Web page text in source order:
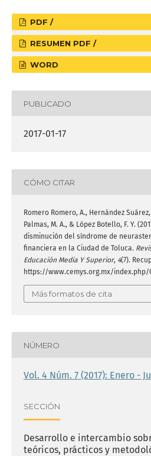
PDF /
RESUMEN PDF /
WORD
PUBLICADO
2017-01-17
CÓMO CITAR
Romero Romero, A., Hernández
Palmas, M. A., & López Botello, F. Y.
disminución del síndrome de
financiera en la Ciudad de Toluca.
Educación Media Y Superior, 4(7).
https://www.cemys.org.mx/index.php/
Más formatos de cita
NÚMERO
Vol. 4 Núm. 7 (2017): Enero -
SECCIÓN
Desarrollo e intercambio
teóricos, prácticos y